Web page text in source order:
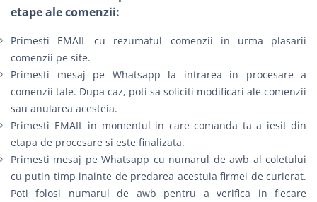
etape ale comenzii:
Primesti EMAIL cu rezumatul comenzii in urma plasarii
comenzii pe site.
Primesti mesaj pe Whatsapp la intrarea in procesare a
comenzii tale. Dupa caz, poti sa soliciti modificari ale comenzii
sau anularea acesteia.
Primesti EMAIL in momentul in care comanda ta a iesit din
etapa de procesare si este finalizata.
Primesti mesaj pe Whatsapp cu numarul de awb al coletului
cu putin timp inainte de predarea acestuia firmei de curierat.
Poti folosi numarul de awb pentru a verifica in fiecare